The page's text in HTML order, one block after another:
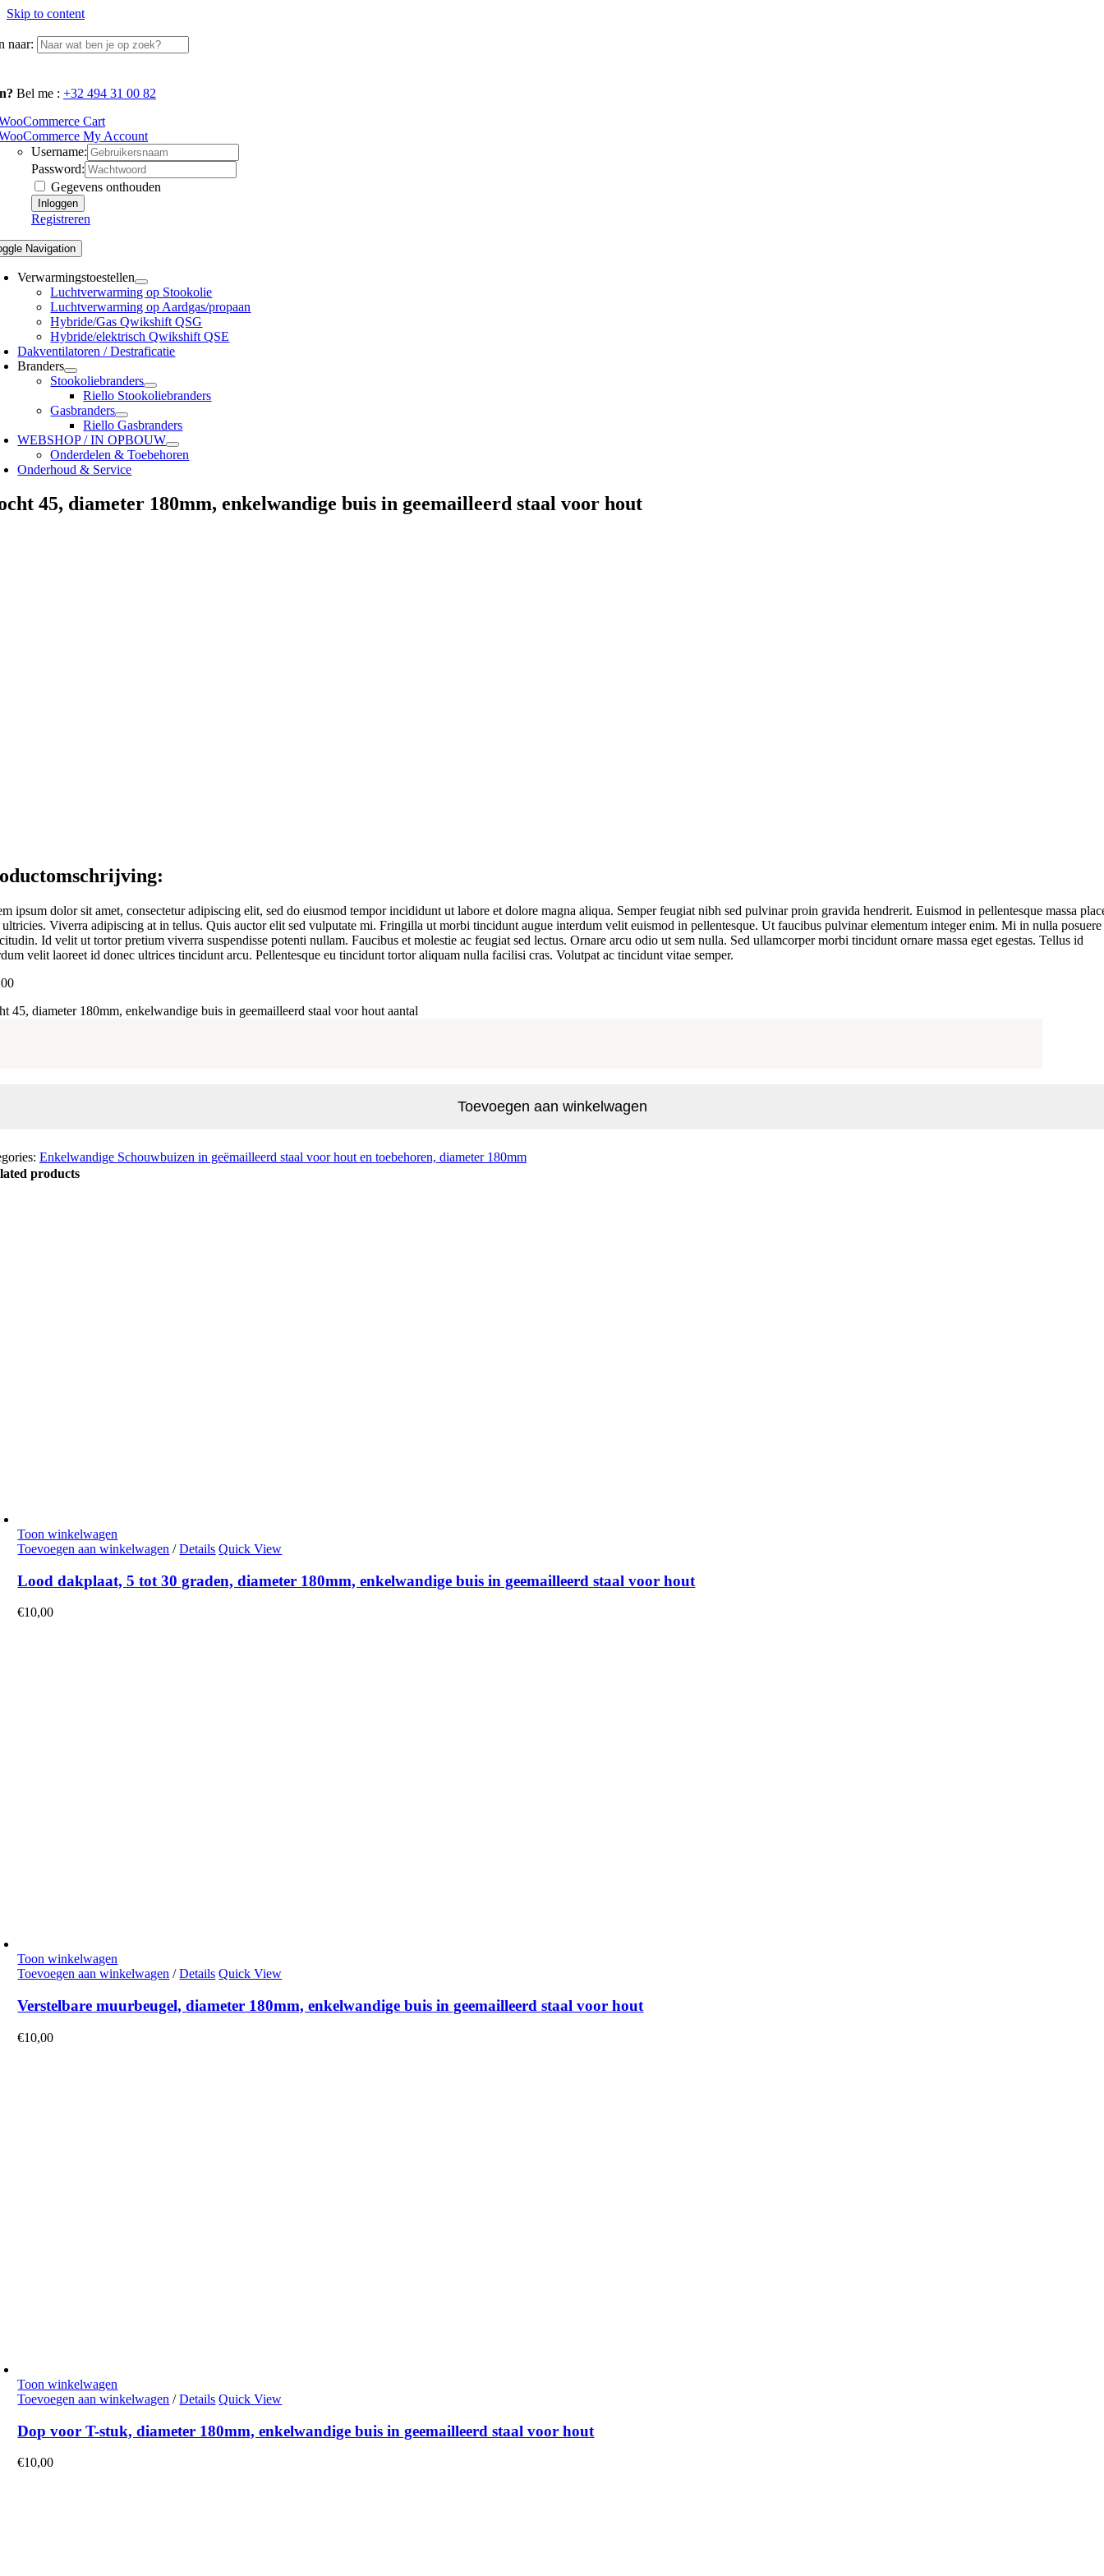
Skip to content
naar:
Bel me : +32 494 31 00 82
Cart
My Account
Username:
Password:
Gegevens onthouden
Registreren
Navigation
Verwarmingstoestellen
Luchtverwarming op Stookolie
Luchtverwarming op Aardgas/propaan
Hybride/Gas Qwikshift QSG
Hybride/elektrisch Qwikshift QSE
Dakventilatoren / Destraficatie
Branders
Stookoliebranders
Riello Stookoliebranders
Gasbranders
Riello Gasbranders
WEBSHOP / IN OPBOUW
Onderdelen & Toebehoren
Onderhoud & Service
45, diameter 180mm, enkelwandige buis in geemailleerd staal voor hout
ipsum dolor sit amet, consectetur adipiscing elit, sed do eiusmod tempor incididunt ut labore et dolore magna aliqua. Semper feugiat nibh sed pulvinar proin gravida hendrerit. Euismod in pellentesque massa
ultricies. Viverra adipiscing at in tellus. Quis auctor elit sed vulputate mi. Fringilla ut morbi tincidunt augue interdum velit euismod in pellentesque. Ut faucibus pulvinar elementum integer enim. Mi in nulla posuere
Id velit ut tortor pretium viverra suspendisse potenti nullam. Faucibus et molestie ac feugiat sed lectus. Ornare arcu odio ut sem nulla. Sed ullamcorper morbi tincidunt ornare massa eget egestas. Tellus id
velit laoreet id donec ultrices tincidunt arcu. Pellentesque eu tincidunt tortor aliquam nulla facilisi cras. Volutpat ac tincidunt vitae semper.
45, diameter 180mm, enkelwandige buis in geemailleerd staal voor hout aantal
Toevoegen aan winkelwagen
Enkelwandige Schouwbuizen in geëmailleerd staal voor hout en toebehoren, diameter 180mm
products
Toon winkelwagen
Toevoegen aan winkelwagen / Details Quick View
Lood dakplaat, 5 tot 30 graden, diameter 180mm, enkelwandige buis in geemailleerd staal voor hout
€10,00
Toon winkelwagen
Toevoegen aan winkelwagen / Details Quick View
Verstelbare muurbeugel, diameter 180mm, enkelwandige buis in geemailleerd staal voor hout
€10,00
Toon winkelwagen
Toevoegen aan winkelwagen / Details Quick View
Dop voor T-stuk, diameter 180mm, enkelwandige buis in geemailleerd staal voor hout
€10,00